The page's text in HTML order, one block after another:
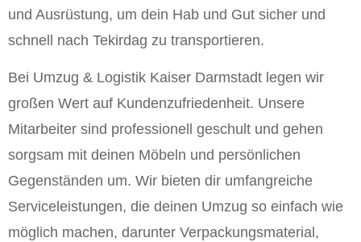
und Ausrüstung, um dein Hab und Gut sicher und
schnell nach Tekirdag zu transportieren.
Bei Umzug & Logistik Kaiser Darmstadt legen wir
großen Wert auf Kundenzufriedenheit. Unsere
Mitarbeiter sind professionell geschult und gehen
sorgsam mit deinen Möbeln und persönlichen
Gegenständen um. Wir bieten dir umfangreiche
Serviceleistungen, die deinen Umzug so einfach wie
möglich machen, darunter Verpackungsmaterial,